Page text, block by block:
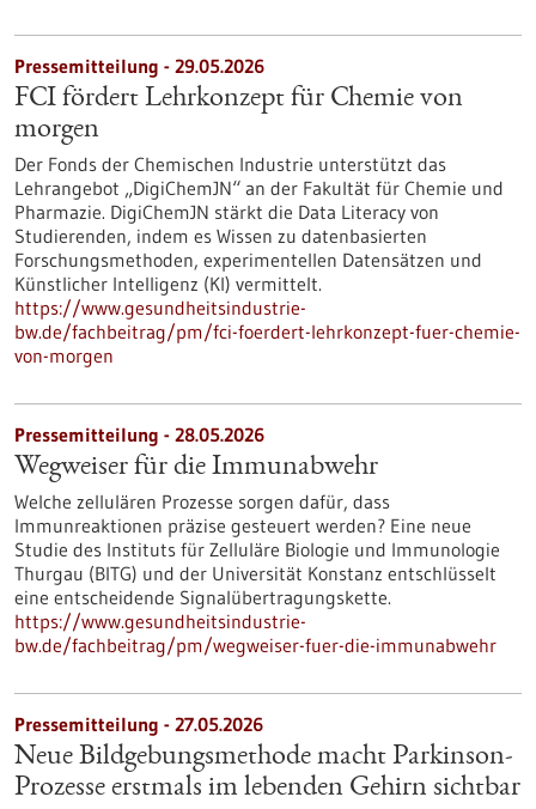
Pressemitteilung - 29.05.2026
FCI fördert Lehrkonzept für Chemie von
morgen
Der Fonds der Chemischen Industrie unterstützt das
Lehrangebot „DigiChemJN“ an der Fakultät für Chemie und
Pharmazie. DigiChemJN stärkt die Data Literacy von
Studierenden, indem es Wissen zu datenbasierten
Forschungsmethoden, experimentellen Datensätzen und
Künstlicher Intelligenz (KI) vermittelt.
https://www.gesundheitsindustrie-
bw.de/fachbeitrag/pm/fci-foerdert-lehrkonzept-fuer-chemie-
von-morgen
Pressemitteilung - 28.05.2026
Wegweiser für die Immunabwehr
Welche zellulären Prozesse sorgen dafür, dass
Immunreaktionen präzise gesteuert werden? Eine neue
Studie des Instituts für Zelluläre Biologie und Immunologie
Thurgau (BITG) und der Universität Konstanz entschlüsselt
eine entscheidende Signalübertragungskette.
https://www.gesundheitsindustrie-
bw.de/fachbeitrag/pm/wegweiser-fuer-die-immunabwehr
Pressemitteilung - 27.05.2026
Neue Bildgebungsmethode macht Parkinson-
Prozesse erstmals im lebenden Gehirn sichtbar